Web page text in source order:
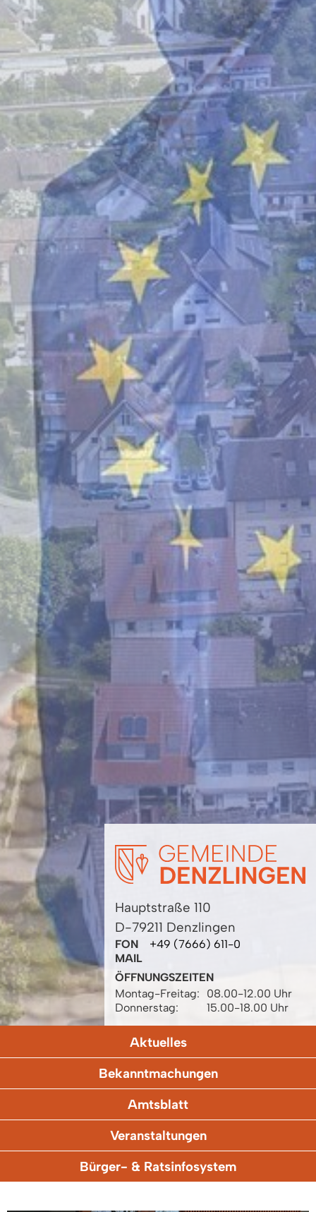
Hauptstraße 110
D-79211 Denzlingen
FON
+49 (7666) 611-0
MAIL
ÖFFNUNGSZEITEN
Montag-Freitag:
08.00-12.00 Uhr
Donnerstag:
15.00-18.00 Uhr
Aktuelles
Bekanntmachungen
Amtsblatt
Veranstaltungen
Bürger- & Ratsinfosystem